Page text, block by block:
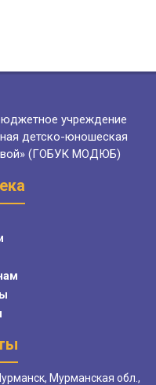
учреждение
детско-юношеская
(ГОБУК МОДЮБ)
Мурманская обл.,